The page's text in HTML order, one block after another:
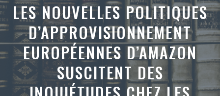
LES NOUVELLES POLITIQUES
D’APPROVISIONNEMENT
EUROPÉENNES D’AMAZON
SUSCITENT DES